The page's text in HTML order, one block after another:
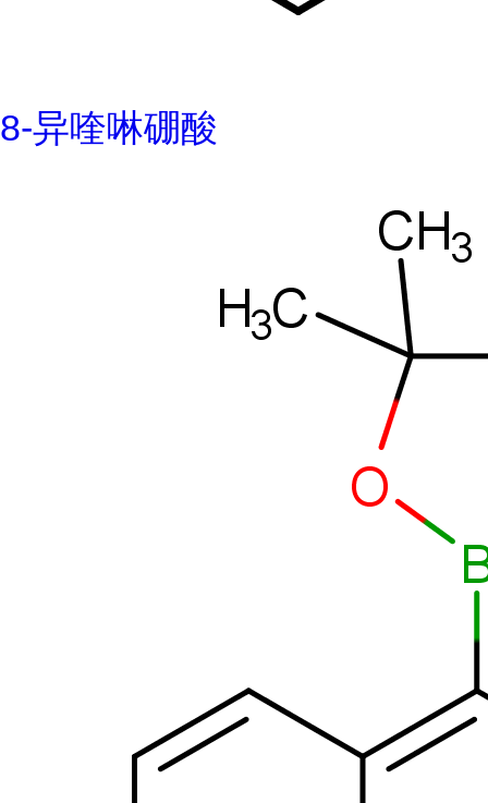
8-异喹啉硼酸